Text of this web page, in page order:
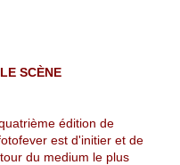
SCÈNE
édition de
est d'initier et de
du medium le plus